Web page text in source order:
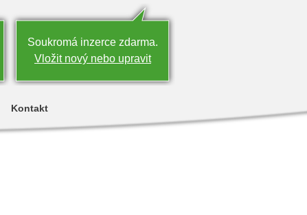
Soukromá inzerce zdarma.
Vložit nový nebo upravit
Kontakt